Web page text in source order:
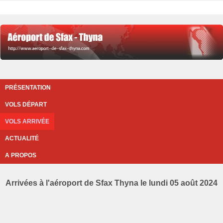
PRÉSENTATION
VOLS DÉPART
VOLS ARRIVÉE
ACTUALITÉ
A PROPOS
Arrivées à l'aéroport de Sfax Thyna le lundi 05 août 2024